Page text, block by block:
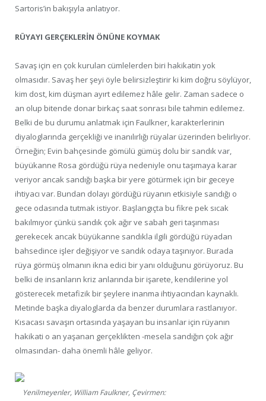
Sartoris’in bakışıyla anlatıyor.
RÜYAYI GERÇEKLERİN ÖNÜNE KOYMAK
Savaş için en çok kurulan cümlelerden biri hakikatin yok
olmasıdır. Savaş her şeyi öyle belirsizleştirir ki kim doğru söylüyor,
kim dost, kim düşman ayırt edilemez hâle gelir. Zaman sadece o
an olup bitende donar birkaç saat sonrası bile tahmin edilemez.
Belki de bu durumu anlatmak için Faulkner, karakterlerinin
diyaloglarında gerçekliği ve inanılırlığı rüyalar üzerinden belirliyor.
Örneğin; Evin bahçesinde gömülü gümüş dolu bir sandık var,
büyükanne Rosa gördüğü rüya nedeniyle onu taşımaya karar
veriyor ancak sandığı başka bir yere götürmek için bir geceye
ihtiyacı var. Bundan dolayı gördüğü rüyanın etkisiyle sandığı o
gece odasında tutmak istiyor. Başlangıçta bu fikre pek sıcak
bakılmıyor çünkü sandık çok ağır ve sabah geri taşınması
gerekecek ancak büyükanne sandıkla ilgili gördüğü rüyadan
bahsedince işler değişiyor ve sandık odaya taşınıyor. Burada
rüya görmüş olmanın ikna edici bir yanı olduğunu görüyoruz. Bu
belki de insanların kriz anlarında bir işarete, kendilerine yol
gösterecek metafizik bir şeylere inanma ihtiyacından kaynaklı.
Metinde başka diyaloglarda da benzer durumlara rastlanıyor.
Kısacası savaşın ortasında yaşayan bu insanlar için rüyanın
hakikati o an yaşanan gerçeklikten -mesela sandığın çok ağır
olmasından- daha önemli hâle geliyor.
Yenilmeyenler, William Faulkner, Çevirmen: